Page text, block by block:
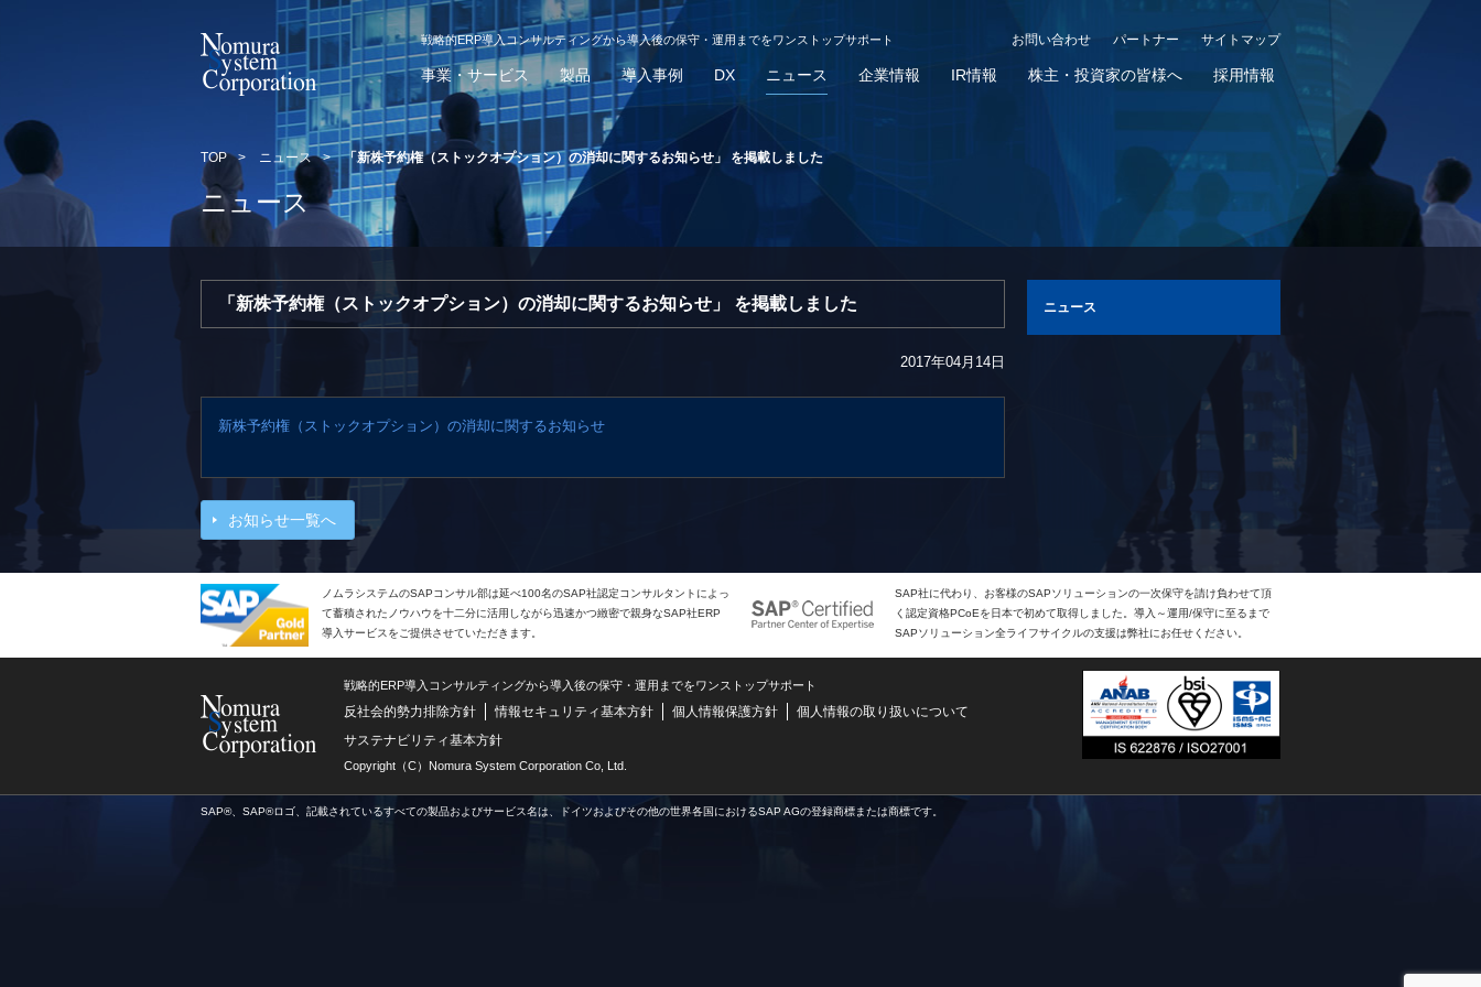
戦略的ERP導入コンサルティングから導入後の保守・運用までをワンストップサポート サイトマップ
パートナー
お問い合わせ
事業・サービス 製品 導入事例 DX ニュース 企業情報 IR情報 株主・投資家の皆様へ 採用情報
TOP > ニュース >「新株予約権（ストックオプション）の消却に関するお知らせ」 を掲載しました
ニュース
「新株予約権（ストックオプション）の消却に関するお知らせ」 を掲載しました
2017年04月14日
新株予約権（ストックオプション）の消却に関するお知らせ
お知らせ一覧へ
ニュース
ノムラシステムのSAPコンサル部は延べ100名のSAP社認定コンサルタントによっ
て蓄積されたノウハウを十二分に活用しながら迅速かつ緻密で親身なSAP社ERP
導入サービスをご提供させていただきます。
SAP社に代わり、お客様のSAPソリューションの一次保守を請け負わせて頂
く認定資格PCoEを日本で初めて取得しました。導入～運用/保守に至るまで
SAPソリューション全ライフサイクルの支援は弊社にお任せください。
戦略的ERP導入コンサルティングから導入後の保守・運用までをワンストップサポート
反社会的勢力排除方針 情報セキュリティ基本方針 個人情報保護方針
個人情報の取り扱いについて
サステナビリティ基本方針
Copyright（C）Nomura System Corporation Co, Ltd.
SAP®、SAP®ロゴ、記載されているすべての製品およびサービス名は、ドイツおよびその他の世界各国におけるSAP AGの登録商標または商標です。